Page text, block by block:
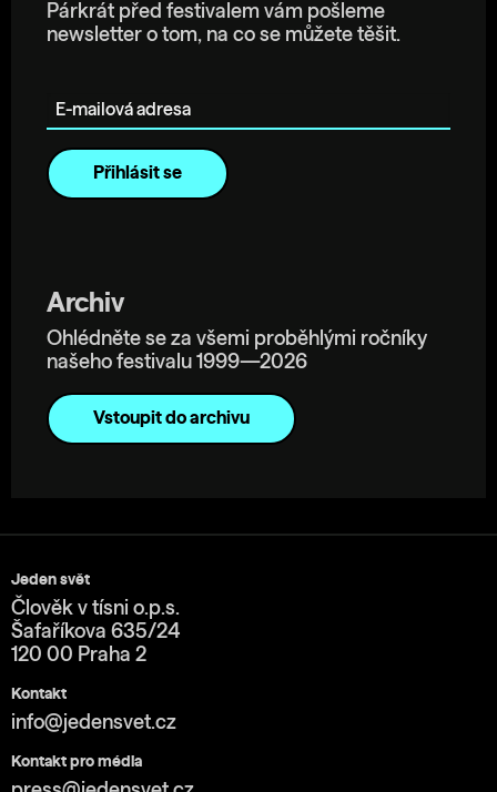
Párkrát před festivalem vám pošleme
newsletter o tom, na co se můžete těšit.
Archiv
Ohlédněte se za všemi proběhlými ročníky
našeho festivalu 1999—2026
Vstoupit do archivu
Jeden svět
Člověk v tísni o.p.s.
Šafaříkova 635/24
120 00 Praha 2
Kontakt
info@jedensvet.cz
Kontakt pro média